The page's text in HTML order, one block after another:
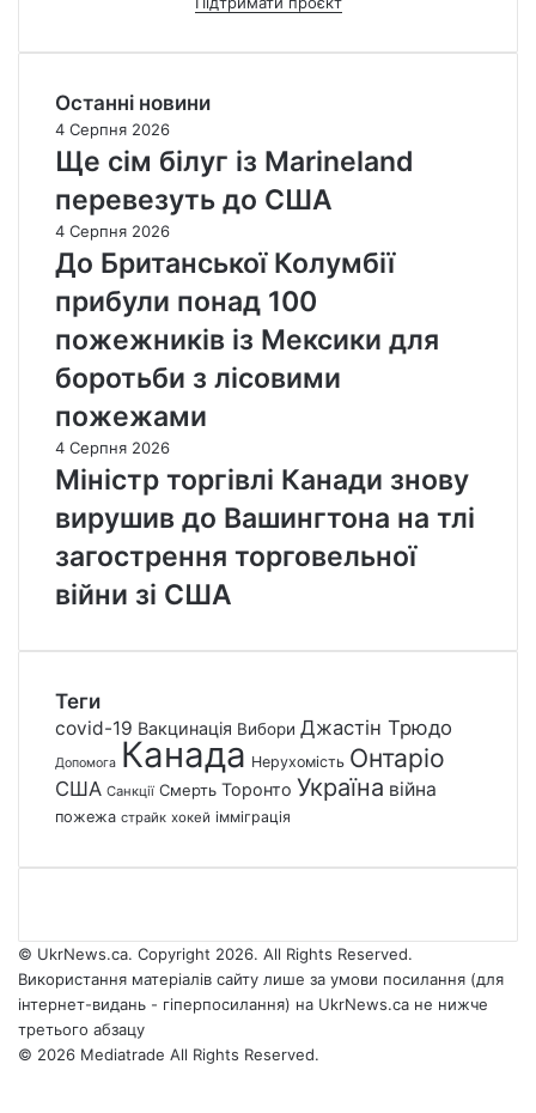
Останні новини
4 Серпня 2026
Ще сім білуг із Marineland
перевезуть до США
4 Серпня 2026
До Британської Колумбії
прибули понад 100
пожежників із Мексики для
боротьби з лісовими
пожежами
4 Серпня 2026
Міністр торгівлі Канади знову
вирушив до Вашингтона на тлі
загострення торговельної
війни зі США
Теги
covid-19 Вакцинація Вибори Джастін Трюдо
Допомога Канада Нерухомість Онтаріо
США Санкції Смерть Торонто Україна війна
пожежа страйк хокей імміграція
© UkrNews.ca. Copyright 2026. All Rights Reserved.
Використання матеріалів сайту лише за умови посилання (для
інтернет-видань - гіперпосилання) на UkrNews.ca не нижче
третього абзацу
© 2026 Mediatrade All Rights Reserved.